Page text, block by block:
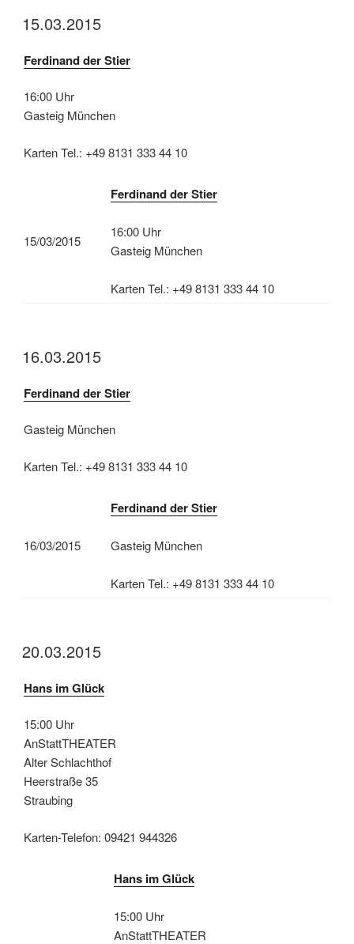
15.03.2015
Ferdinand der Stier
16:00 Uhr
Gasteig München
Karten Tel.: +49 8131 333 44 10
15/03/2015
Ferdinand der Stier
16:00 Uhr
Gasteig München
Karten Tel.: +49 8131 333 44 10
16.03.2015
Ferdinand der Stier
Gasteig München
Karten Tel.: +49 8131 333 44 10
16/03/2015
Ferdinand der Stier
Gasteig München
Karten Tel.: +49 8131 333 44 10
20.03.2015
Hans im Glück
15:00 Uhr
AnStattTHEATER
Alter Schlachthof
Heerstraße 35
Straubing
Karten-Telefon: 09421 944326
Hans im Glück
15:00 Uhr
AnStattTHEATER